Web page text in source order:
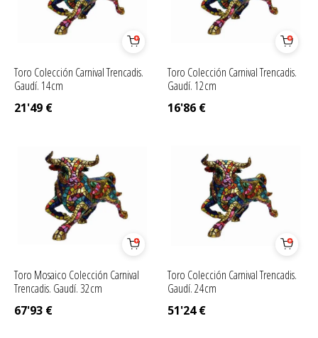
Toro Colección Carnival Trencadis.
Gaudí. 14cm
21'49 €
Toro Colección Carnival Trencadis.
Gaudí. 12cm
16'86 €
Toro Mosaico Colección Carnival
Trencadis. Gaudí. 32cm
67'93 €
Toro Colección Carnival Trencadis.
Gaudí. 24cm
51'24€